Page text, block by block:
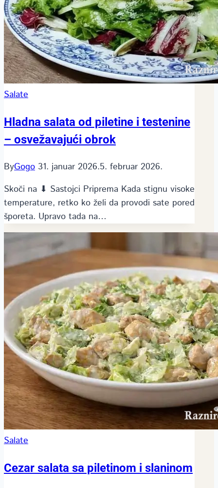
Salate
Hladna salata od piletine i testenine
– osvežavajući obrok
ByGogo 31. januar 2026.5. februar 2026.
Skoči na ⬇ Sastojci Priprema Kada stignu visoke
temperature, retko ko želi da provodi sate pored
šporeta. Upravo tada na…
Salate
Cezar salata sa piletinom i slaninom